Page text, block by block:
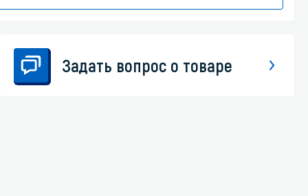
Задать вопрос о товаре